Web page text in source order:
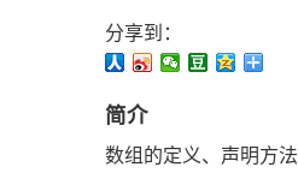
分享到：
简介
数组的定义、声明方法